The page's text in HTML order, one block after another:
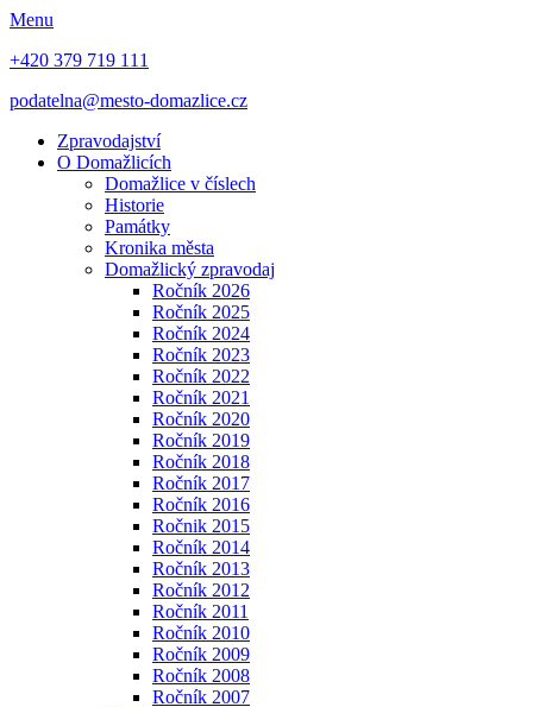
Menu
+420 379 719 111
podatelna@mesto-domazlice.cz
Zpravodajství
O Domažlicích
Domažlice v číslech
Historie
Památky
Kronika města
Domažlický zpravodaj
Ročník 2026
Ročník 2025
Ročník 2024
Ročník 2023
Ročník 2022
Ročník 2021
Ročník 2020
Ročník 2019
Ročník 2018
Ročník 2017
Ročník 2016
Ročnik 2015
Ročník 2014
Ročník 2013
Ročník 2012
Ročník 2011
Ročník 2010
Ročník 2009
Ročník 2008
Ročník 2007